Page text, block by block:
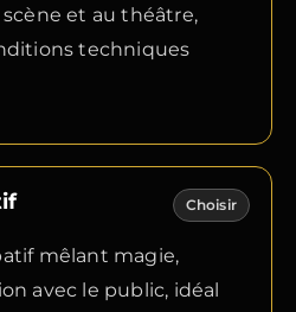
et au théâtre,
techniques
Choisir
mêlant magie,
avec le public, idéal